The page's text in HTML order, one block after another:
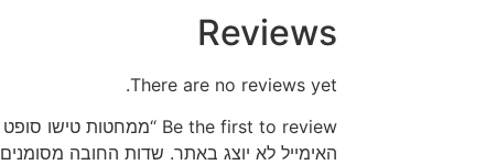
Reviews
There are no reviews yet.
Be the first to review “ממחטות טישו סופט 200*5 1/10”
האימייל לא יוצג באתר. שדות החובה מסומנים